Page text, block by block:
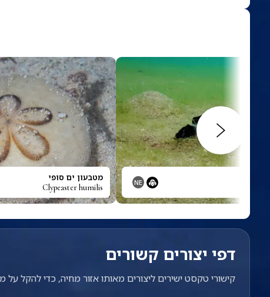
NE מטבעון ים סופי
Clypeaster humilis
דפי יצורים קשורים
קישורי טקסט ישירים ליצורים מאותו אזור מחיה, כדי להקל על